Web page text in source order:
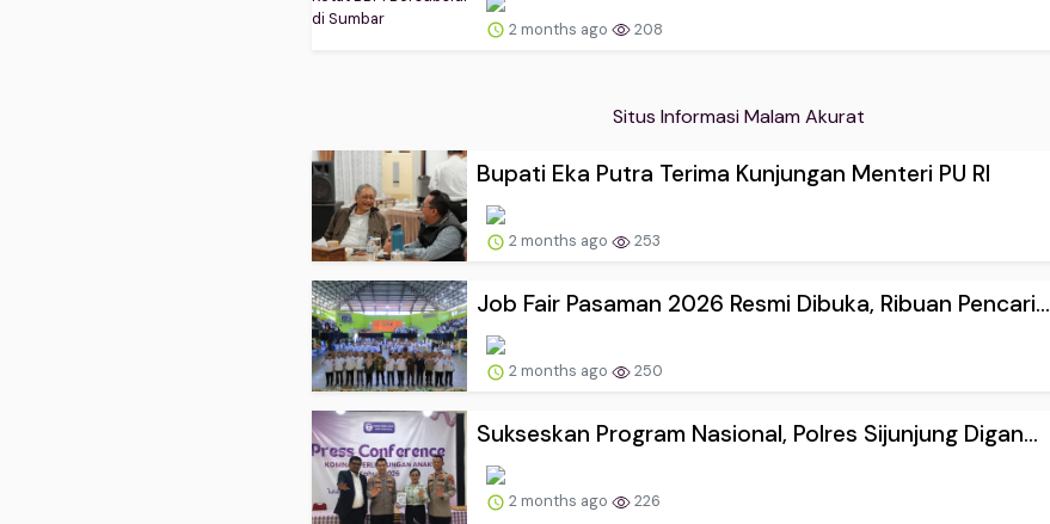
2 months ago 208
Situs Informasi Malam Akurat
Bupati Eka Putra Terima Kunjungan Menteri PU RI
2 months ago 253
Job Fair Pasaman 2026 Resmi Dibuka, Ribuan Pencari...
2 months ago 250
Sukseskan Program Nasional, Polres Sijunjung Digan...
2 months ago 226